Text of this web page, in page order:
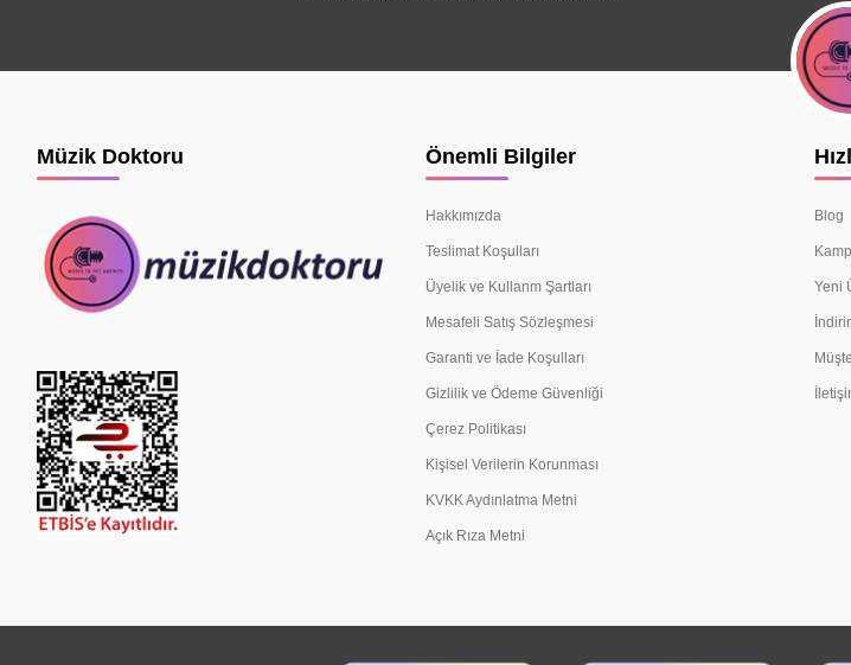
Müzik Doktoru Önemli Bilgiler
Hakkımızda
Teslimat Koşulları
Üyelik ve Kullanm Şartları
Mesafeli Satış Sözleşmesi
Garanti ve İade Koşulları
Gizlilik ve Ödeme Güvenliği
Çerez Politikası
Kişisel Verilerin Korunması
KVKK Aydınlatma Metni
Açık Rıza Metni
Blog
Yeni